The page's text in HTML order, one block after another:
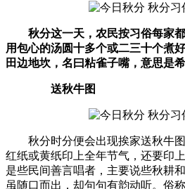
秋分这一天，农民按习俗每家
用包心的汤圆十多个或二三十个煮
田边地坎，名曰粘雀子嘴，意思是
送秋牛图
秋分时分便会出现挨家送秋牛
红纸或黄纸印上全年节气，还要印
是些民间善言唱者，主要说些秋耕
虽随口而出，却句句有韵动听。俗